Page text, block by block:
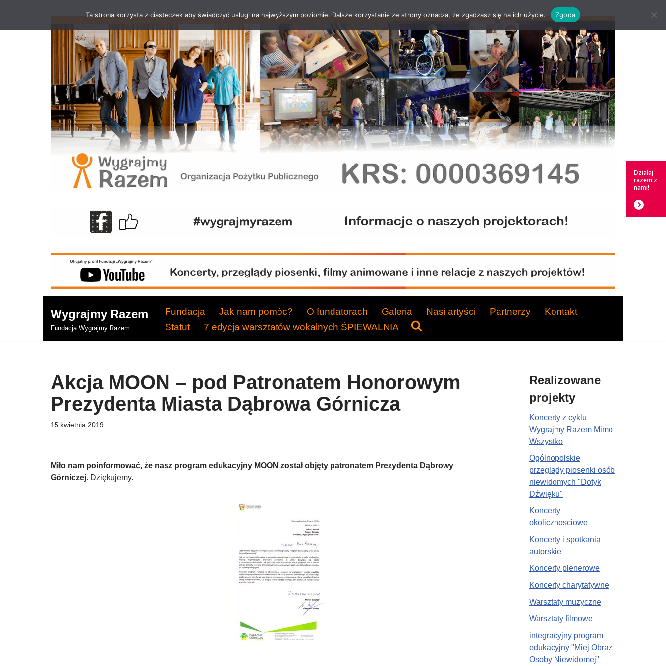
Wygrajmy Razem
Fundacja Wygrajmy Razem
Fundacja Jak nam pomóc? O fundatorach Galeria Nasi artyści Partnerzy
Kontakt
Statut
7 edycja warsztatów wokalnych ŚPIEWALNIA
Akcja MOON – pod Patronatem Honorowym
Prezydenta Miasta Dąbrowa Górnicza
15 kwietnia 2019
Miło nam poinformować, że nasz program edukacyjny MOON został objęty patronatem Prezydenta Dąbrowy
Górniczej. Dziękujemy.
Realizowane
projekty
Koncerty z cyklu
Wygrajmy Razem Mimo
Wszystko
Ogólnopolskie
przeglądy piosenki osób
niewidomych "Dotyk
Dźwięku"
Koncerty
okolicznosciowe
Koncerty i spotkania
autorskie
Koncerty plenerowe
Koncerty charytatywne
Warsztaty muzyczne
Warsztaty filmowe
integracyjny program
edukacyjny "Miej Obraz
Osoby Niewidomej"
Ta strona korzysta z ciasteczek aby świadczyć usługi na najwyższym poziomie. Dalsze korzystanie ze strony oznacza, że zgadzasz się na ich użycie. Zgoda
Działaj
razem z
nami!